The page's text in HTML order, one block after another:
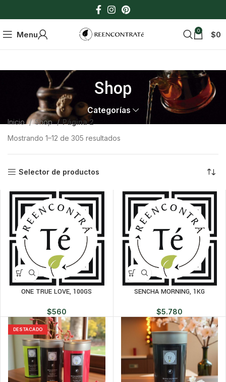
Menu 0 $0
Shop
Categorías
Inicio Shop
Página 2
Mostrando 1–12 de 305 resultados
Selector de productos
ONE TRUE LOVE, 100GS
$560
SENCHA MORNING, 1KG
$5.780
DESTACADO